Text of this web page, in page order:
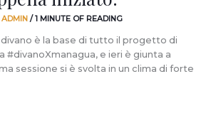
ADMIN /1 MINUTE OF READING
è la base di tutto il progetto di
#divanoXmanagua, e ieri è giunta a
sessione si è svolta in un clima di forte